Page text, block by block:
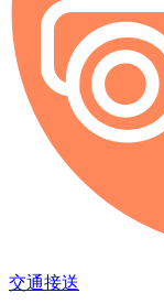
交通接送